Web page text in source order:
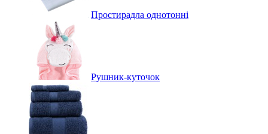
Простирадла однотонні
Рушник-куточок